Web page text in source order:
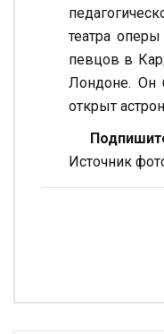
театра
певцов в
Лондоне. Он
открыт
Источник